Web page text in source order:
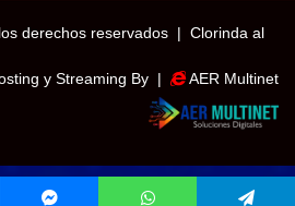
derechos reservados | Clorinda al
y Streaming By |
AER Multinet